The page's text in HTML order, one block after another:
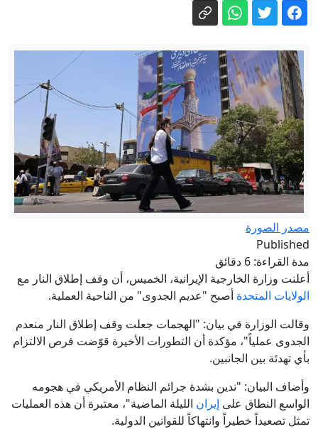
الطقس غدا السبت.. حرارة مرتفعة وأمطار
السياسي .. و"الأحرار" ينصت للمغاربة
قبل انتخابات 2026.. مذكرة أمازيغية تضع
الأحزاب أمام اختبار الالتزام بالدستور
جهاد أزعور عن انتعاش اقتصاد سوريا:
خطوات بالاتجاه الصحيح ويجب تعزيزها
الدخول المدرسي 2026-2027.. وزارة
التربية الوطنية تكشف مواعيد التحاق
الأساتذة والتلاميذ
مصدر الصورة
Published
مدة القراءة: 6 دقائق
أعلنت وزارة الخارجية الإيرانية، الخميس، أن وقف إطلاق النار مع
الولايات المتحدة أصبح "عديم الجدوى" من الناحية العملية.
وقالت الوزارة في بيان: "الهجمات جعلت وقف إطلاق النار منعدم
الجدوى عملياً"، مؤكدة أن التطورات الأخيرة قوّضت فرص الالتزام
بأي تهدئة بين الجانبين.
وأضاف البيان: "ندين بشدة جرائم النظام الأمريكي في هجومه
الواسع النطاق على إيران الليلة الماضية"، معتبرة أن هذه العمليات
تمثل تصعيداً خطيراً وانتهاكاً للقوانين الدولية.